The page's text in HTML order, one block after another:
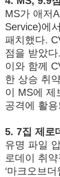
MS가 애저
Service)에
패치했다.
점을 받았
이와 함께
한 상승 취
이 MS에 제
공격에 활
5. 7집 제로
유명 파일
로데이 취
‘마크오브